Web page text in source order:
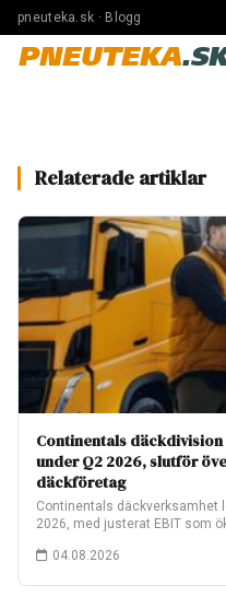
pneuteka.sk · Blogg
PNEUTEKA
Relaterade artiklar
Continentals
under Q2 2026, slutför
däckföretag
Continentals däckverksamhet
2026, med justerat EBIT som
04.08.2026